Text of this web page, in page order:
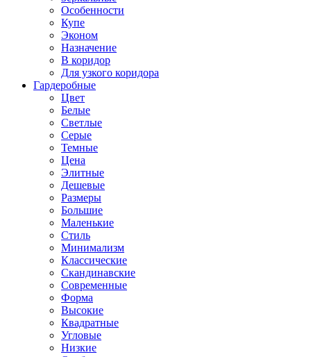
Особенности
Купе
Эконом
Назначение
В коридор
Для узкого коридора
Гардеробные
Цвет
Белые
Светлые
Серые
Темные
Цена
Элитные
Дешевые
Размеры
Большие
Маленькие
Стиль
Минимализм
Классические
Скандинавские
Современные
Форма
Высокие
Квадратные
Угловые
Низкие